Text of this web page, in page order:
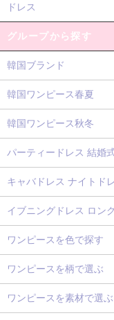
ドレス
グループから探す
韓国ブランド
韓国ワンピース春夏
韓国ワンピース秋冬
パーティードレス 結婚
キャバドレス ナイトド
イブニングドレス ロン
ワンピースを色で探す
ワンピースを柄で選ぶ
ワンピースを素材で選ぶ